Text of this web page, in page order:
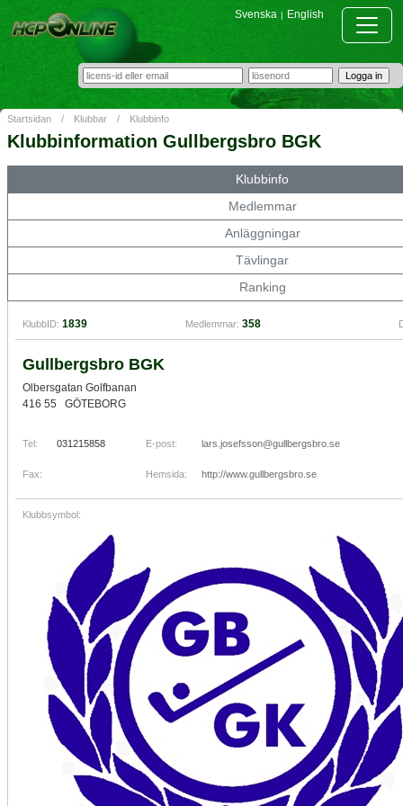
Svenska | English
Startsidan / Klubbar / Klubbinfo
Klubbinformation Gullbergsbro BGK
Klubbinfo
Medlemmar
Anläggningar
Tävlingar
Ranking
KlubbID: 1839 Medlemmar: 358
Gullbergsbro BGK
Olbersgatan Golfbanan
416 55 GÖTEBORG
Tel: 031215858 E-post: lars.josefsson@gullbergsbro.se
Fax: Hemsida: http://www.gullbergsbro.se
Klubbsymbol: